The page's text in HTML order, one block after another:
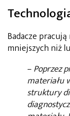
Badacze
mniejszych niż
–Poprzez
materiału
struktury